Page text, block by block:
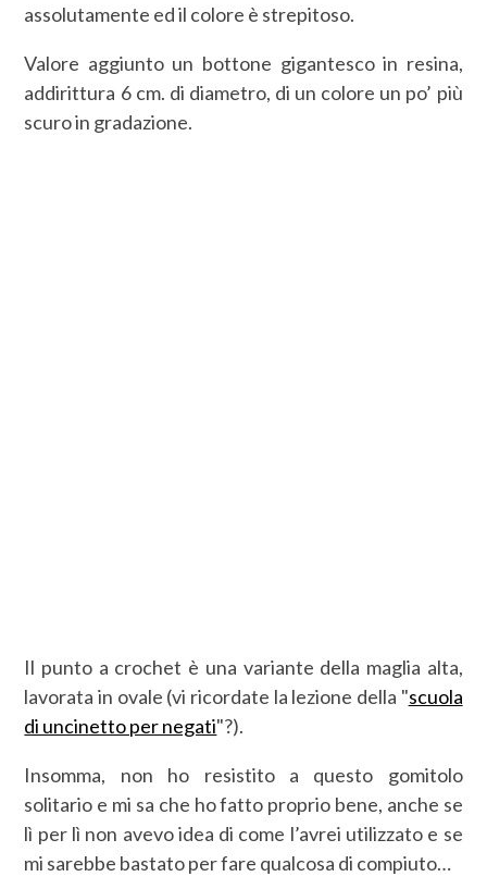
assolutamente ed il colore è strepitoso.
Valore aggiunto un bottone gigantesco in resina,
addirittura 6 cm. di diametro, di un colore un po’ più
scuro in gradazione.
Il punto a crochet è una variante della maglia alta,
lavorata in ovale (vi ricordate la lezione della "scuola
di uncinetto per negati"?).
Insomma, non ho resistito a questo gomitolo
solitario e mi sa che ho fatto proprio bene, anche se
lì per lì non avevo idea di come l’avrei utilizzato e se
mi sarebbe bastato per fare qualcosa di compiuto…